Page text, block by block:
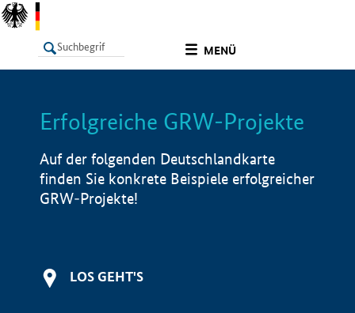
MENÜ
LISTE Info
Erfolgreiche GRW-Projekte
Auf der folgenden Deutschlandkarte
finden Sie konkrete Beispiele erfolgreicher
GRW-Projekte!
LOS GEHT'S